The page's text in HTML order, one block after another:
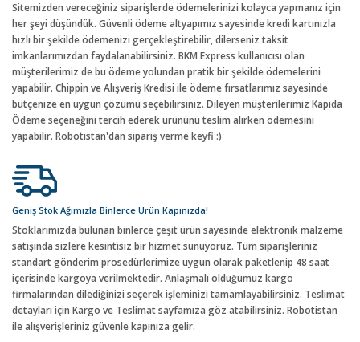
Sitemizden vereceğiniz siparişlerde ödemelerinizi kolayca yapmanız için
her şeyi düşündük. Güvenli ödeme altyapımız sayesinde kredi kartınızla
hızlı bir şekilde ödemenizi gerçekleştirebilir, dilerseniz taksit
imkanlarımızdan faydalanabilirsiniz. BKM Express kullanıcısı olan
müşterilerimiz de bu ödeme yolundan pratik bir şekilde ödemelerini
yapabilir. Chippin ve Alışveriş Kredisi ile ödeme fırsatlarımız sayesinde
bütçenize en uygun çözümü seçebilirsiniz. Dileyen müşterilerimiz Kapıda
Ödeme seçeneğini tercih ederek ürününü teslim alırken ödemesini
yapabilir. Robotistan'dan sipariş verme keyfi :)
Geniş Stok Ağımızla Binlerce Ürün Kapınızda!
Stoklarımızda bulunan binlerce çeşit ürün sayesinde elektronik malzeme
satışında sizlere kesintisiz bir hizmet sunuyoruz. Tüm siparişleriniz
standart gönderim prosedürlerimize uygun olarak paketlenip 48 saat
içerisinde kargoya verilmektedir. Anlaşmalı olduğumuz kargo
firmalarından dilediğinizi seçerek işleminizi tamamlayabilirsiniz. Teslimat
detayları için Kargo ve Teslimat sayfamıza göz atabilirsiniz. Robotistan
ile alışverişleriniz güvenle kapınıza gelir.